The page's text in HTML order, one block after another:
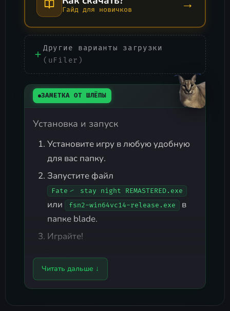
Гайд для новичков →
Другие варианты загрузки
(uFiler)
ЗАМЕТКА ОТ ШЛЁПЫ
Установка и запуск
Установите игру в любую удобную
для вас папку.
Запустите файл
Fate ⁄ stay night REMASTERED.exe
или fsn2-win64vc14-release.exe
в
папке blade.
Играйте!
Русификатор
Для новеллы Fate|stay Night
перевод. Команда USW завершила
портирование
русификатора под
Читать дальше ↓